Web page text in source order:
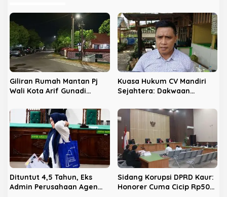
i
p
o
s
Giliran Rumah Mantan Pj
Wali Kota Arif Gunadi
Pengusutan Meluas
Kuasa Hukum CV Mandiri
Sejahtera: Dakwaan
Perkara Lain Tetap Lanjut
Dituntut 4,5 Tahun, Eks
Admin Perusahaan Agen
Sidang Korupsi DPRD Kaur:
Honorer Cuma Cicip Rp500